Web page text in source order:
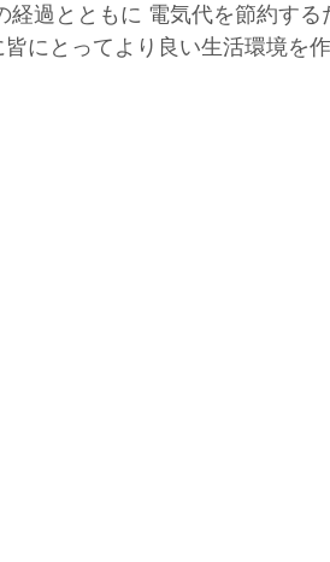
経過とともに 電気代を節約す
にとってより良い生活環境を